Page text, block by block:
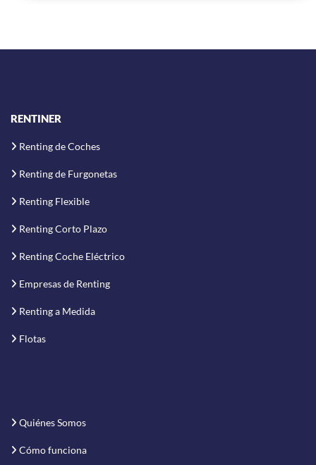
RENTINER
Renting de Coches
Renting de Furgonetas
Renting Flexible
Renting Corto Plazo
Renting Coche Eléctrico
Empresas de Renting
Renting a Medida
Flotas
Quiénes Somos
Cómo funciona